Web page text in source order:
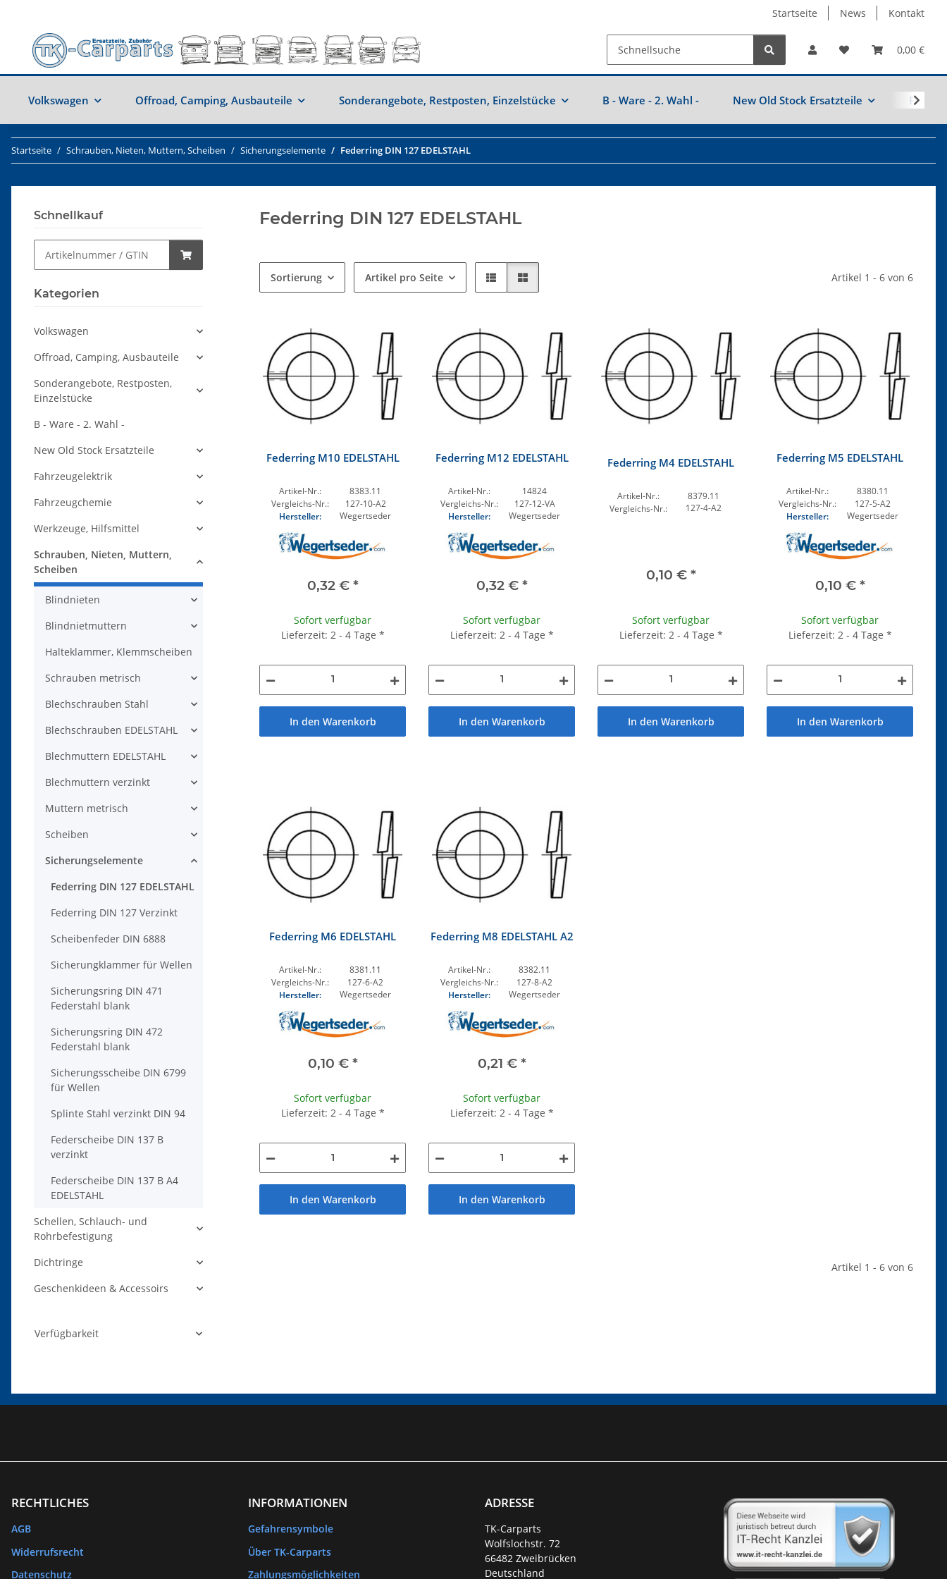
Startseite News Kontakt
0,00 €
Volkswagen Offroad, Camping, Ausbauteile Sonderangebote, Restposten, Einzelstücke B - Ware - 2. Wahl - New Old Stock Ersatzteile
Startseite Schrauben, Nieten, Muttern, Scheiben Sicherungselemente Federring DIN 127 EDELSTAHL
Federring DIN 127 EDELSTAHL
Sortierung Artikel pro Seite Artikel 1 - 6 von 6
Federring M10 EDELSTAHL
Artikel-Nr.:
8383.11
Vergleichs-Nr.:
127-10-A2
Hersteller:
Wegertseder
0,32 € *
Sofort verfügbar
Lieferzeit: 2 - 4 Tage *
In den Warenkorb
Federring M12 EDELSTAHL
Artikel-Nr.:
14824
Vergleichs-Nr.:
127-12-VA
Hersteller:
Wegertseder
0,32 € *
Sofort verfügbar
Lieferzeit: 2 - 4 Tage *
In den Warenkorb
Federring M4 EDELSTAHL
Artikel-Nr.:
8379.11
Vergleichs-Nr.:
127-4-A2
0,10 € *
Sofort verfügbar
Lieferzeit: 2 - 4 Tage *
In den Warenkorb
Federring M5 EDELSTAHL
Artikel-Nr.:
8380.11
Vergleichs-Nr.:
127-5-A2
Hersteller:
Wegertseder
0,10 € *
Sofort verfügbar
Lieferzeit: 2 - 4 Tage *
In den Warenkorb
Federring M6 EDELSTAHL
Artikel-Nr.:
8381.11
Vergleichs-Nr.:
127-6-A2
Hersteller:
Wegertseder
0,10 € *
Sofort verfügbar
Lieferzeit: 2 - 4 Tage *
In den Warenkorb
Federring M8 EDELSTAHL A2
Artikel-Nr.:
8382.11
Vergleichs-Nr.:
127-8-A2
Hersteller:
Wegertseder
0,21 € *
Sofort verfügbar
Lieferzeit: 2 - 4 Tage *
In den Warenkorb
Artikel 1 - 6 von 6
Schnellkauf
Kategorien
Volkswagen
Offroad, Camping, Ausbauteile
Sonderangebote, Restposten,
Einzelstücke
B - Ware - 2. Wahl -
New Old Stock Ersatzteile
Fahrzeugelektrik
Fahrzeugchemie
Werkzeuge, Hilfsmittel
Schrauben, Nieten, Muttern,
Scheiben
Blindnieten
Blindnietmuttern
Halteklammer, Klemmscheiben
Schrauben metrisch
Blechschrauben Stahl
Blechschrauben EDELSTAHL
Blechmuttern EDELSTAHL
Blechmuttern verzinkt
Muttern metrisch
Scheiben
Sicherungselemente
Federring DIN 127 EDELSTAHL
Federring DIN 127 Verzinkt
Scheibenfeder DIN 6888
Sicherungklammer für Wellen
Sicherungsring DIN 471
Federstahl blank
Sicherungsring DIN 472
Federstahl blank
Sicherungsscheibe DIN 6799
für Wellen
Splinte Stahl verzinkt DIN 94
Federscheibe DIN 137 B
verzinkt
Federscheibe DIN 137 B A4
EDELSTAHL
Schellen, Schlauch- und
Rohrbefestigung
Dichtringe
Geschenkideen & Accessoirs
Verfügbarkeit
RECHTLICHES
AGB
Widerrufsrecht
Datenschutz
INFORMATIONEN
Gefahrensymbole
Über TK-Carparts
Zahlungsmöglichkeiten
ADRESSE
TK-Carparts
Wolfslochstr. 72
66482 Zweibrücken
Deutschland